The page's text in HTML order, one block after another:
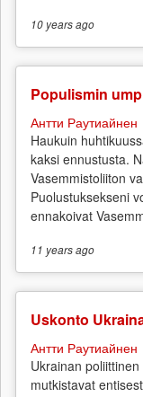
10 yearsago
Populismin
Антти Раутиайнен
Haukuin
kaksi ennustusta.
Vasemmistoliiton
Puolustuksekseni
ennakoivat
11 yearsago
Uskonto
Антти Раутиайнен
Ukrainan
mutkistavat